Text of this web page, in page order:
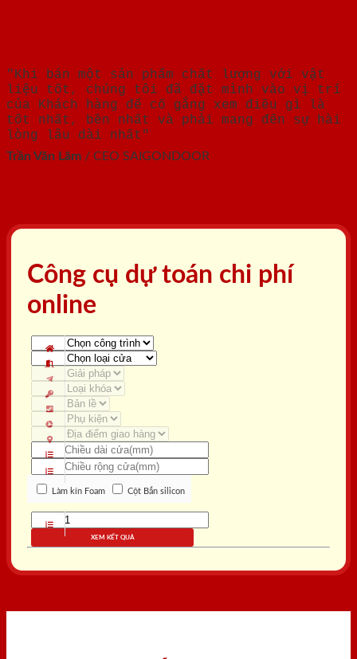
"Khi bán một sản phẩm chất lượng với vật
liệu tốt, chúng tôi đã đặt mình vào vị trí
của Khách hàng để cố gắng xem điều gì là
tốt nhất, bền nhất và phải mang đến sự hài
lòng lâu dài nhất"
Trần Văn Lãm / CEO SAIGONDOOR
Công cụ dự toán chi phí
online
Làm kín Foam Cột Bắn silicon
XEM KẾT QUẢ